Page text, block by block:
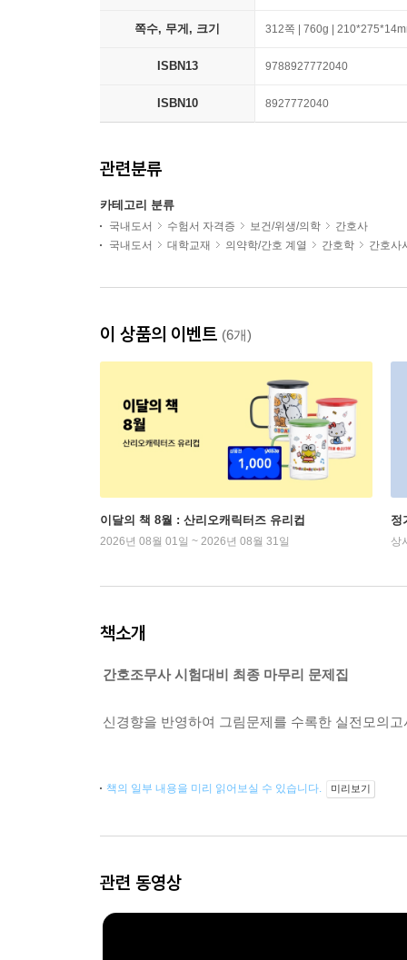
쪽수, 무게, 크기 312쪽 | 760g |
ISBN13 9788927772040
ISBN10 8927772040
관련분류
카테고리 분류
국내도서 수험서 자격증 보건/위생/의학
간호사
국내도서
대학교재 의약학/간호 계열 간호학 간호사
이 상품의 이벤트 (6개)
이달의 책 8월 : 산리오캐릭터즈 유리컵
2026년 08월 01일 ~ 2026년 08월 31일
정
상
책소개
간호조무사 시험대비 최종 마무리 문제집
신경향을 반영하여 그림문제를 수록한 실전모의
책의 일부 내용을 미리 읽어보실 수 있습니다. 미리보기
관련 동영상